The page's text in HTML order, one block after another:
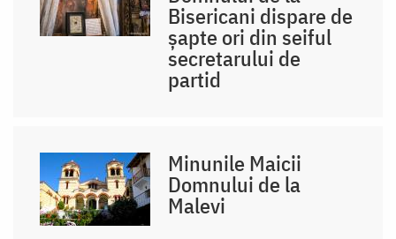
Bisericani dispare de
șapte ori din seiful
secretarului de
partid
Minunile Maicii
Domnului de la
Malevi